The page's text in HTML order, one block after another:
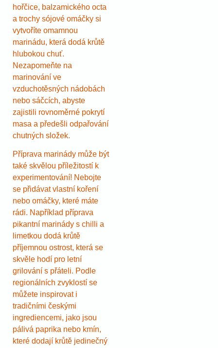
hořčice, balzamického octa
a trochy sójové omáčky si
vytvoříte omamnou
marinádu, která dodá krůtě
hlubokou chuť.
Nezapomeňte na
marinování ve
vzduchotěsných nádobách
nebo sáčcích, abyste
zajistili rovnoměrné pokrytí
masa a předešli odpařování
chutných složek.
Příprava marinády může být
také skvělou příležitostí k
experimentování! Nebojte
se přidávat vlastní koření
nebo omáčky, které máte
rádi. Například příprava
pikantní marinády s chilli a
limetkou dodá krůtě
příjemnou ostrost, která se
skvěle hodí pro letní
grilování s přáteli. Podle
regionálních zvyklostí se
můžete inspirovat i
tradičními českými
ingrediencemi, jako jsou
pálivá paprika nebo kmín,
které dodají krůtě jedinečný